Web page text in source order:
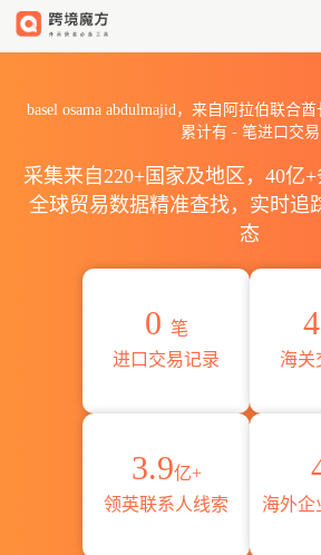
basel osama abdulmajid，来自阿拉伯联合
累计有 -笔进口交易
采集来自220+国家及地区，40亿+
全球贸易数据精准查找，实时追
态
0 笔
进口交易记录
海关
3.9亿+
领英联系人线索
海外企